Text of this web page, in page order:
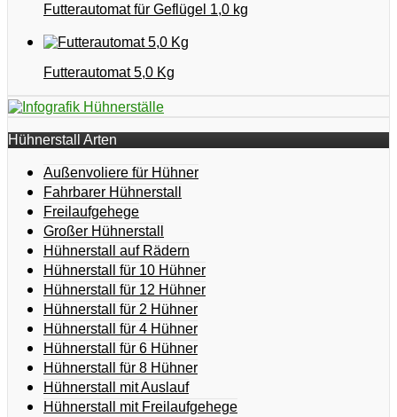
Futterautomat für Geflügel 1,0 kg
Futterautomat 5,0 Kg
Hühnerstall Arten
Außenvoliere für Hühner
Fahrbarer Hühnerstall
Freilaufgehege
Großer Hühnerstall
Hühnerstall auf Rädern
Hühnerstall für 10 Hühner
Hühnerstall für 12 Hühner
Hühnerstall für 2 Hühner
Hühnerstall für 4 Hühner
Hühnerstall für 6 Hühner
Hühnerstall für 8 Hühner
Hühnerstall mit Auslauf
Hühnerstall mit Freilaufgehege